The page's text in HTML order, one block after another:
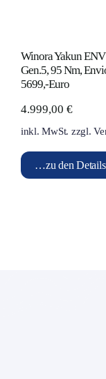
Winora Yakun
Gen.5, 95 Nm,
5699,-Euro
4.999,00 €
inkl. MwSt. zzgl.
…zu den Details